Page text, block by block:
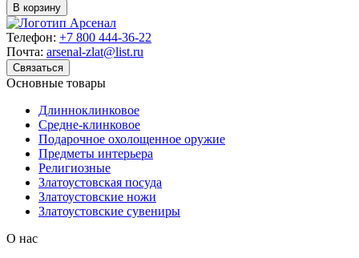
В корзину
Телефон: +7 800 444-36-22
Почта: arsenal-zlat@list.ru
Связаться
Основные товары
Длинноклинковое
Средне-клинковое
Подарочное охолощенное оружие
Предметы интерьера
Религиозные
Златоустовская посуда
Златоустовские ножи
Златоустовские сувениры
О нас